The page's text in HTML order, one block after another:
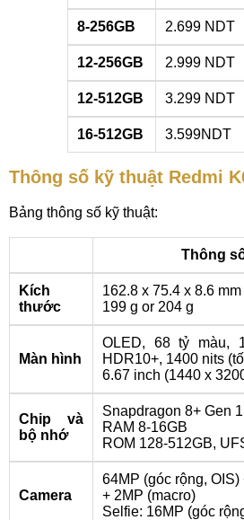
8-256GB 2.699 NDT
12-256GB 2.999 NDT
12-512GB 3.299 NDT
16-512GB 3.599NDT
Thông số kỹ thuật Redmi
Bảng thông số kỹ thuật:
Thông
Kích
thước
162.8 x 75.4 x 8.6
199 g or 204 g
Màn hình
OLED, 68 tỷ màu,
HDR10+, 1400 nits
6.67 inch (1440 x
Chip và
bộ nhớ
Snapdragon 8+ Gen
RAM 8-16GB
ROM 128-512GB,
Camera
64MP (góc rộng,
+ 2MP (macro)
Selfie: 16MP (góc